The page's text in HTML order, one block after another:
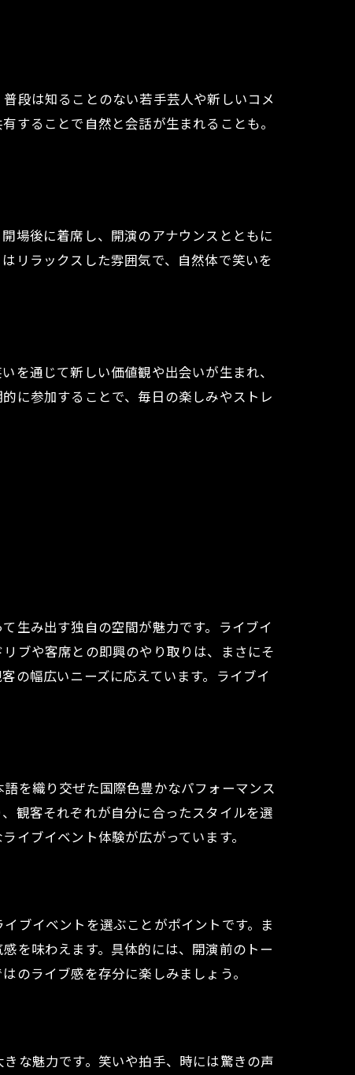
段は知ることのない若手芸人や新しいコメ
することで自然と会話が生まれることも。
場後に着席し、開演のアナウンスとともに
リラックスした雰囲気で、自然体で笑いを
を通じて新しい価値観や出会いが生まれ、
に参加することで、毎日の楽しみやストレ
生み出す独自の空間が魅力です。ライブイ
ブや客席との即興のやり取りは、まさにそ
の幅広いニーズに応えています。ライブイ
を織り交ぜた国際色豊かなパフォーマンス
観客それぞれが自分に合ったスタイルを選
イブイベント体験が広がっています。
ブイベントを選ぶことがポイントです。ま
を味わえます。具体的には、開演前のトー
のライブ感を存分に楽しみましょう。
な魅力です。笑いや拍手、時には驚きの声